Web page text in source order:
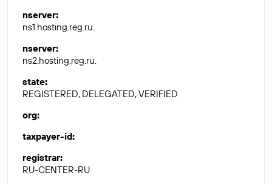
nserver:
ns1.hosting.reg.ru.
nserver:
ns2.hosting.reg.ru.
state:
REGISTERED, DELEGATED, VERIFIED
org:
taxpayer-id:
registrar:
RU-CENTER-RU